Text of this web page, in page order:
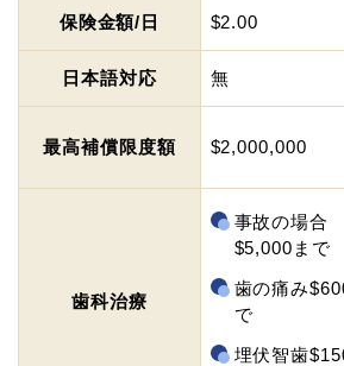
保険金額/日 $2.00
日本語対応 無
最高補償限度額 $2,000,000
歯科治療
事故の場合
$5,000まで
歯の痛み
で
埋伏智歯